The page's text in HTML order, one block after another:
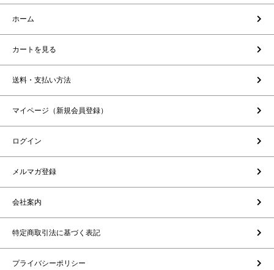
ホーム
カートを見る
送料・支払い方法
マイページ（新規会員登録）
ログイン
メルマガ登録
会社案内
特定商取引法に基づく表記
プライバシーポリシー